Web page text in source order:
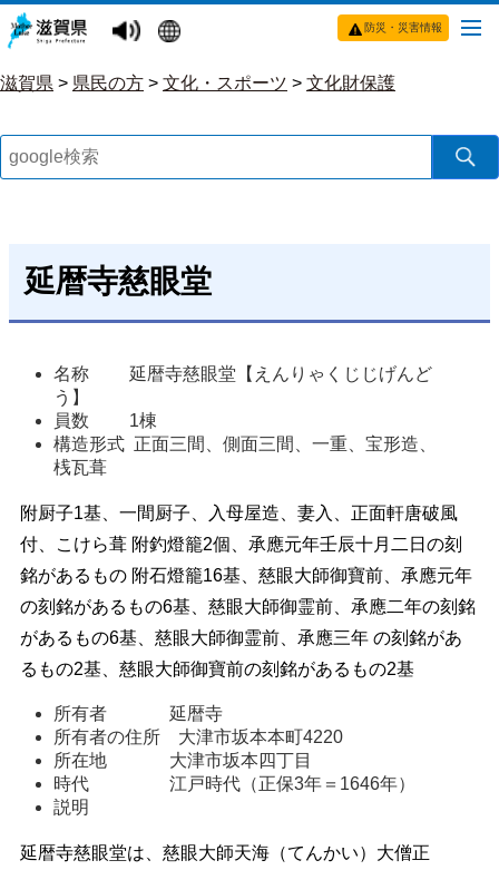
防災・災害情報
滋賀県 > 県民の方 > 文化・スポーツ > 文化財保護
延暦寺慈眼堂
名称         延暦寺慈眼堂【えんりゃくじじげんど
う】
員数         1棟
構造形式  正面三間、側面三間、一重、宝形造、
桟瓦葺
附厨子1基、一間厨子、入母屋造、妻入、正面軒唐破風
付、こけら葺 附釣燈籠2個、承應元年壬辰十月二日の刻
銘があるもの 附石燈籠16基、慈眼大師御寶前、承應元年
の刻銘があるもの6基、慈眼大師御霊前、承應二年の刻銘
があるもの6基、慈眼大師御霊前、承應三年 の刻銘があ
るもの2基、慈眼大師御寶前の刻銘があるもの2基
所有者              延暦寺
所有者の住所    大津市坂本本町4220
所在地              大津市坂本四丁目
時代                  江戸時代（正保3年＝1646年）
説明
延暦寺慈眼堂は、慈眼大師天海（てんかい）大僧正